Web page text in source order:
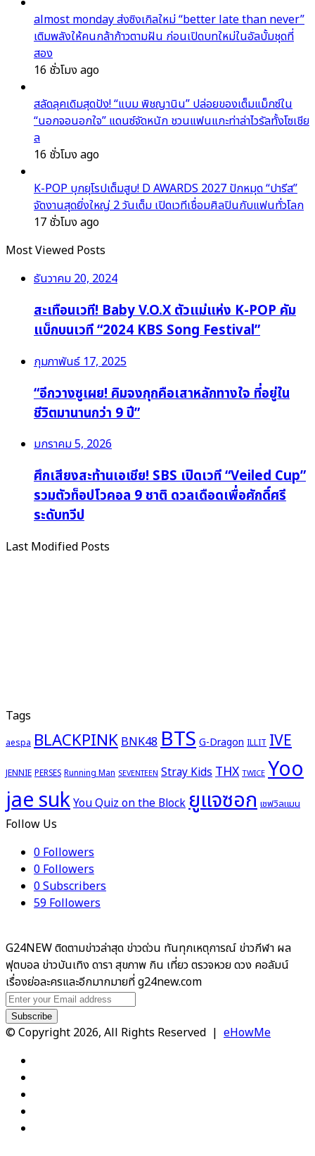
almost monday ส่งซิงเกิลใหม่ “better late than never”
เติมพลังให้คนกล้าก้าวตามฝัน ก่อนเปิดบทใหม่ในอัลบั้มชุดที่
สอง
16 ชั่วโมง ago
สลัดลุคเดิมสุดปัง! “แบม พิชญานิน” ปล่อยของเต็มแม็กซ์ใน
“นอกจอนอกใจ” แดนซ์จัดหนัก ชวนแฟนแกะท่าล่าไวรัลทั้งโซเชีย
ล
16 ชั่วโมง ago
K-POP บุกยุโรปเต็มสูบ! D AWARDS 2027 ปักหมุด “ปารีส”
จัดงานสุดยิ่งใหญ่ 2 วันเต็ม เปิดเวทีเชื่อมศิลปินกับแฟนทั่วโลก
17 ชั่วโมง ago
Most Viewed Posts
ธันวาคม 20, 2024
สะเทือนเวที! Baby V.O.X ตัวแม่แห่ง K-POP คัม
แบ็กบนเวที “2024 KBS Song Festival”
กุมภาพันธ์ 17, 2025
“อีกวางซูเผย! คิมจงกุกคือเสาหลักทางใจ ที่อยู่ใน
ชีวิตมานานกว่า 9 ปี”
มกราคม 5, 2026
ศึกเสียงสะท้านเอเชีย! SBS เปิดเวที “Veiled Cup”
รวมตัวท็อปโวคอล 9 ชาติ ดวลเดือดเพื่อศักดิ์ศรี
ระดับทวีป
Last Modified Posts
Tags
aespa BLACKPINK BNK48BTSG-Dragon ILLIT IVE
JENNIE PERSES Running Man SEVENTEEN Stray Kids THX TWICE Yoo
jae sukYou Quiz on the Blockยูแจซอก เชฟวิลแมน
Follow Us
0 Followers
0 Followers
0Subscribers
59 Followers
G24NEW ติดตามข่าวล่าสุด ข่าวด่วน ทันทุกเหตุการณ์ ข่าวกีฬา ผล
ฟุตบอล ข่าวบันเทิง ดารา สุขภาพ กิน เที่ยว ตรวจหวย ดวง คอลัมน์
เรื่องย่อละครและอีกมากมายที่ g24new.com
Enter
your
Email
© Copyright 2026, All Rights Reserved | eHowMe